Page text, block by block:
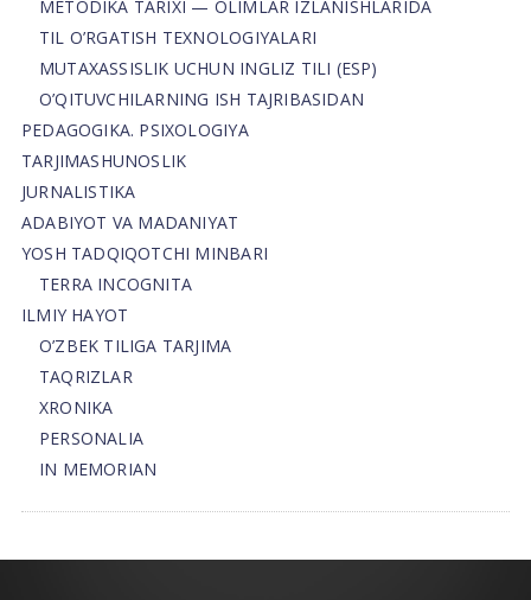
METODIKA TARIXI — OLIMLAR IZLANISHLARIDA
TIL O’RGATISH TEXNOLOGIYALARI
MUTAXASSISLIK UCHUN INGLIZ TILI (ESP)
O’QITUVCHILARNING ISH TAJRIBASIDAN
PEDAGOGIKA. PSIXOLOGIYA
TARJIMASHUNOSLIK
JURNALISTIKA
ADABIYOT VA MADANIYAT
YOSH TADQIQOTCHI MINBARI
TERRA INCOGNITA
ILMIY HAYOT
O’ZBEK TILIGA TARJIMA
TAQRIZLAR
XRONIKA
PERSONALIA
IN MEMORIAN